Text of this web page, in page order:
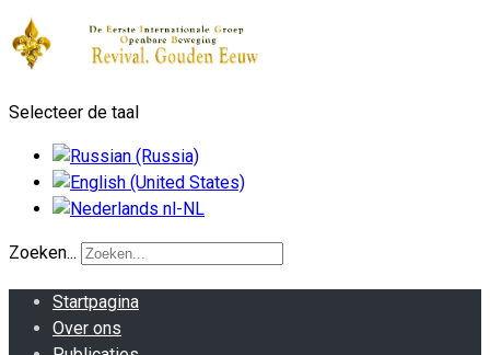
Selecteer de taal
Zoeken...
Startpagina
Over ons